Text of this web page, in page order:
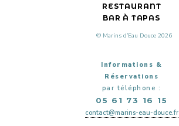
RESTAURANT
BAR À TAPAS
© Marins d’Eau Douce 2026
Informations &
Réservations
par téléphone :
05 61 73 16 15
contact@marins-eau-douce.fr